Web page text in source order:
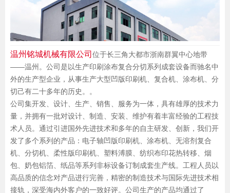
温州铭城机械有限公司 位于长三角大都市浙南群翼中心地带
——温州。公司是以生产印刷涂布复合分切系列成套设备而驰名中
外的生产型企业，从事生产大型凹版印刷机、复合机、涂布机、分
切己有二十多年的历史。。
公司集开发、设计、生产、销售、服务为一体，具有雄厚的技术力
量，并拥有一批对设计、制造、安装、维护有着丰富经验的工程技
术人员。通过引进国外先进技术和多年的自主研发、创新，我们开
发了多个系列的产品：电子轴凹版印刷机、涂布机、无溶剂复合
机、分切机、柔性版印刷机、塑料溥膜、纺织布印花热转移、烟
包、奶包铝箔、纸品等系列非标设备订制成套生产线。工程人员以
高品质的信念对产品进行完善，精密的制造技术与国际先进技术相
接轨，深受海内外客户的一致好评。公司生产的产品均通过了